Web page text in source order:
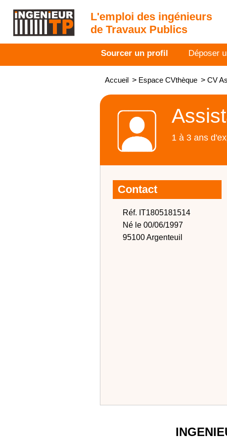
L'emploi des ingénieurs
de Travaux Publics
Sourcer un profil Déposer
Accueil > Espace CVthèque > CV
1 à 3 ans
Contact
Réf. IT1805181514
Né le 00/06/1997
95100 Argenteuil